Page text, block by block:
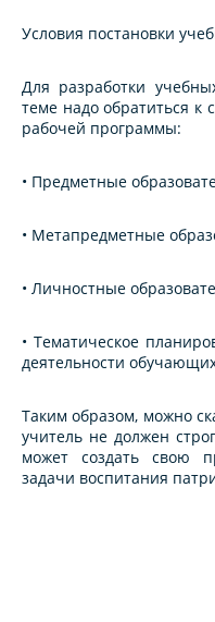
Условия постановки
Для разработки
теме надо обратиться
рабочей программы:
• Предметные
• Метапредметные
• Личностные
• Тематическое
деятельности
Таким образом, можно
учитель не должен
может создать свою
задачи воспитания